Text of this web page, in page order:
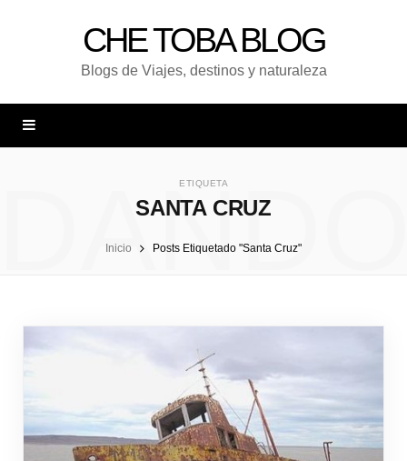
CHE TOBA BLOG
Blogs de Viajes, destinos y naturaleza
ETIQUETA
SANTA CRUZ
UNA
Inicio Posts Etiquetado "Santa Cruz"